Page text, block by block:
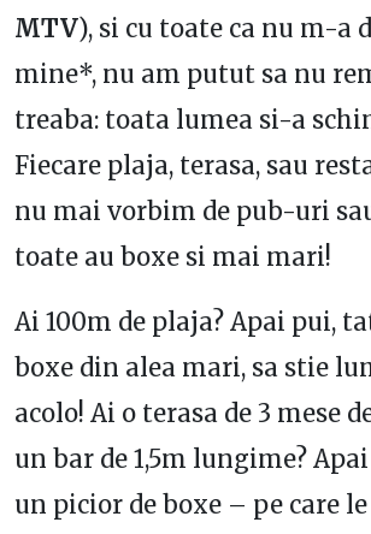
MTV), si cu toate ca nu m-a
mine*, nu am putut sa nu
treaba: toata lumea si-a
Fiecare plaja, terasa, sau
nu mai vorbim de pub-uri
toate au boxe si mai mari!
Ai 100m de plaja? Apai pui,
boxe din alea mari, sa stie
acolo! Ai o terasa de 3 mese
un bar de 1,5m lungime?
un picior de boxe – pe care